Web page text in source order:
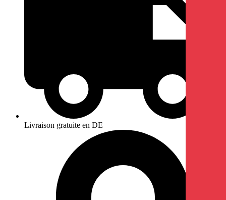
Livraison gratuite en DE